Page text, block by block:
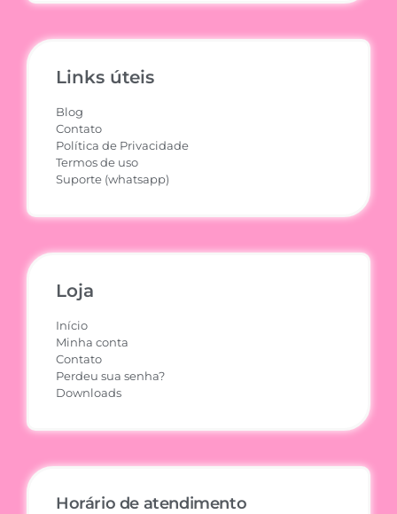
Links úteis
Blog
Contato
Política de Privacidade
Termos de uso
Suporte (whatsapp)
Loja
Início
Minha conta
Contato
Perdeu sua senha?
Downloads
Horário de atendimento